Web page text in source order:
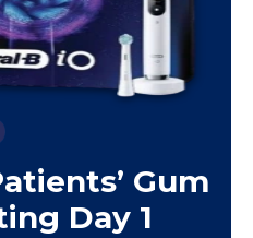
Gum
Day 1